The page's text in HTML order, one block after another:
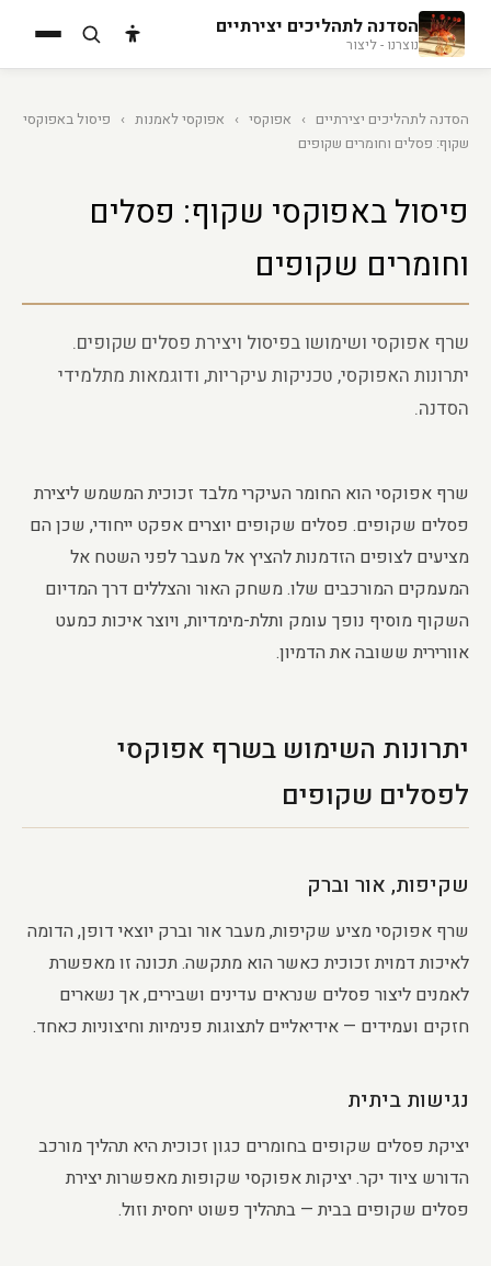
הסדנה לתהליכים יצירתיים
נוצרנו - ליצור
הסדנה לתהליכים יצירתיים › אפוקסי › אפוקסי לאמנות › פיסול באפוקסי
שקוף: פסלים וחומרים שקופים
פיסול באפוקסי שקוף: פסלים
וחומרים שקופים
שרף אפוקסי ושימושו בפיסול ויצירת פסלים שקופים.
יתרונות האפוקסי, טכניקות עיקריות, ודוגמאות מתלמידי
הסדנה.
שרף אפוקסי הוא החומר העיקרי מלבד זכוכית המשמש ליצירת
פסלים שקופים. פסלים שקופים יוצרים אפקט ייחודי, שכן הם
מציעים לצופים הזדמנות להציץ אל מעבר לפני השטח אל
המעמקים המורכבים שלו. משחק האור והצללים דרך המדיום
השקוף מוסיף נופך עומק ותלת-מימדיות, ויוצר איכות כמעט
אוורירית ששובה את הדמיון.
יתרונות השימוש בשרף אפוקסי
לפסלים שקופים
שקיפות, אור וברק
שרף אפוקסי מציע שקיפות, מעבר אור וברק יוצאי דופן, הדומה
לאיכות דמוית זכוכית כאשר הוא מתקשה. תכונה זו מאפשרת
לאמנים ליצור פסלים שנראים עדינים ושבירים, אך נשארים
חזקים ועמידים — אידיאליים לתצוגות פנימיות וחיצוניות כאחד.
נגישות ביתית
יציקת פסלים שקופים בחומרים כגון זכוכית היא תהליך מורכב
הדורש ציוד יקר. יציקות אפוקסי שקופות מאפשרות יצירת
פסלים שקופים בבית — בתהליך פשוט יחסית וזול.